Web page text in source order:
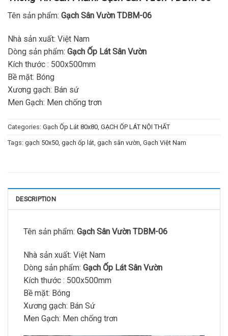
Tên sản phẩm: Gạch Sân Vườn TDBM-06
Nhà sản xuất: Việt Nam
Dòng sản phẩm: Gạch Ốp Lát Sân Vườn
Kích thước : 500x500mm
Bề mặt: Bóng
Xương gạch: Bán sứ
Men Gạch: Men chống trơn
Categories: Gạch Ốp Lát 80x80, GẠCH ỐP LÁT NỘI THẤT
Tags: gạch 50x50, gạch ốp lát, gạch sân vườn, Gạch Việt Nam
DESCRIPTION
Tên sản phẩm: Gạch Sân Vườn TDBM-06
Nhà sản xuất: Việt Nam
Dòng sản phẩm: Gạch Ốp Lát Sân Vườn
Kích thước : 500x500mm
Bề mặt: Bóng
Xương gạch: Bán Sứ
Men Gạch: Men chống trơn